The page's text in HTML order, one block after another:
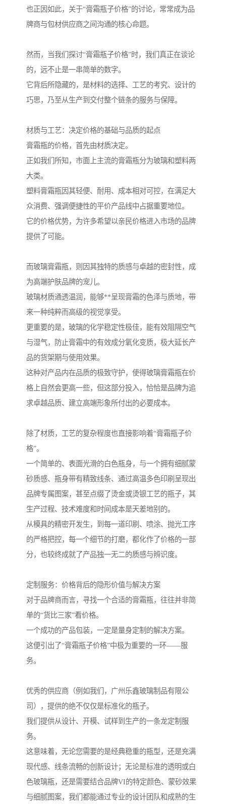
也正因如此，关于“膏霜瓶子价格”的讨论，常常成为品
牌商与包材供应商之间沟通的核心命题。
然而，当我们探讨“膏霜瓶子价格”时，我们真正在谈论
的，远不止是一串简单的数字。
它背后所隐藏的，是材料的选择、工艺的考究、设计的
巧思，乃至从生产到交付整个链条的服务与保障。
材质与工艺：决定价格的基础与品质的起点
膏霜瓶的价格，首先由材质决定。
正如我们所知，市面上主流的膏霜瓶分为玻璃和塑料两
大类。
塑料膏霜瓶因其轻便、耐用、成本相对可控，在满足大
众消费、强调便捷性的平价产品线中占据重要地位。
它的价格优势，为许多希望以亲民价格进入市场的品牌
提供了可能。
而玻璃膏霜瓶，则因其独特的质感与卓越的密封性，成
为高端护肤品牌的宠儿。
玻璃材质通透温润，能够**呈现膏霜的色泽与质地，带
来一种纯粹而高级的视觉享受。
更重要的是，玻璃的化学稳定性极佳，能有效阻隔空气
与湿气，防止膏霜中的有效成分氧化变质，极大延长产
品的货架期与使用效果。
这种对产品内在品质的极致守护，使得玻璃膏霜瓶在价
格上自然会更高一些，但这部分投入，恰恰是品牌为追
求卓越品质、建立高端形象所付出的必要成本。
除了材质，工艺的复杂程度也直接影响着“膏霜瓶子价
格”。
一个简单的、表面光滑的白色瓶身，与一个拥有细腻蒙
砂质感、瓶身带有精致线条、通过高温多色印刷呈现出
品牌专属图案，甚至点缀了烫金或烫银工艺的瓶子，其
生产过程、技术难度和时间成本是天差地别的。
从模具的精密开发生，到每一道印刷、喷涂、抛光工序
的严格把控，每一个细节的打磨，都化作了价格的一部
分，也较终成就了产品独一无二的质感与辨识度。
定制服务：价格背后的隐形价值与解决方案
对于品牌商而言，寻找一个合适的膏霜瓶，往往并非简
单的“货比三家”看价格。
一个成功的产品包装，一定是量身定制的解决方案。
这便引出了“膏霜瓶子价格”中极为重要的一环——服
务。
优秀的供应商（例如我们，广州乐鑫玻璃制品有限公
司），提供的绝不仅仅是标准化的瓶子。
我们提供从设计、开模、试样到生产的一条龙定制服
务。
这意味着，无论您需要的是经典稳重的瓶型，还是充满
现代感、线条流畅的创新设计；无论是标准的透明或白
色玻璃瓶，还是需要结合品牌VI的特定颜色、蒙砂效果
与细腻图案，我们都能通过专业的设计团队和成熟的生